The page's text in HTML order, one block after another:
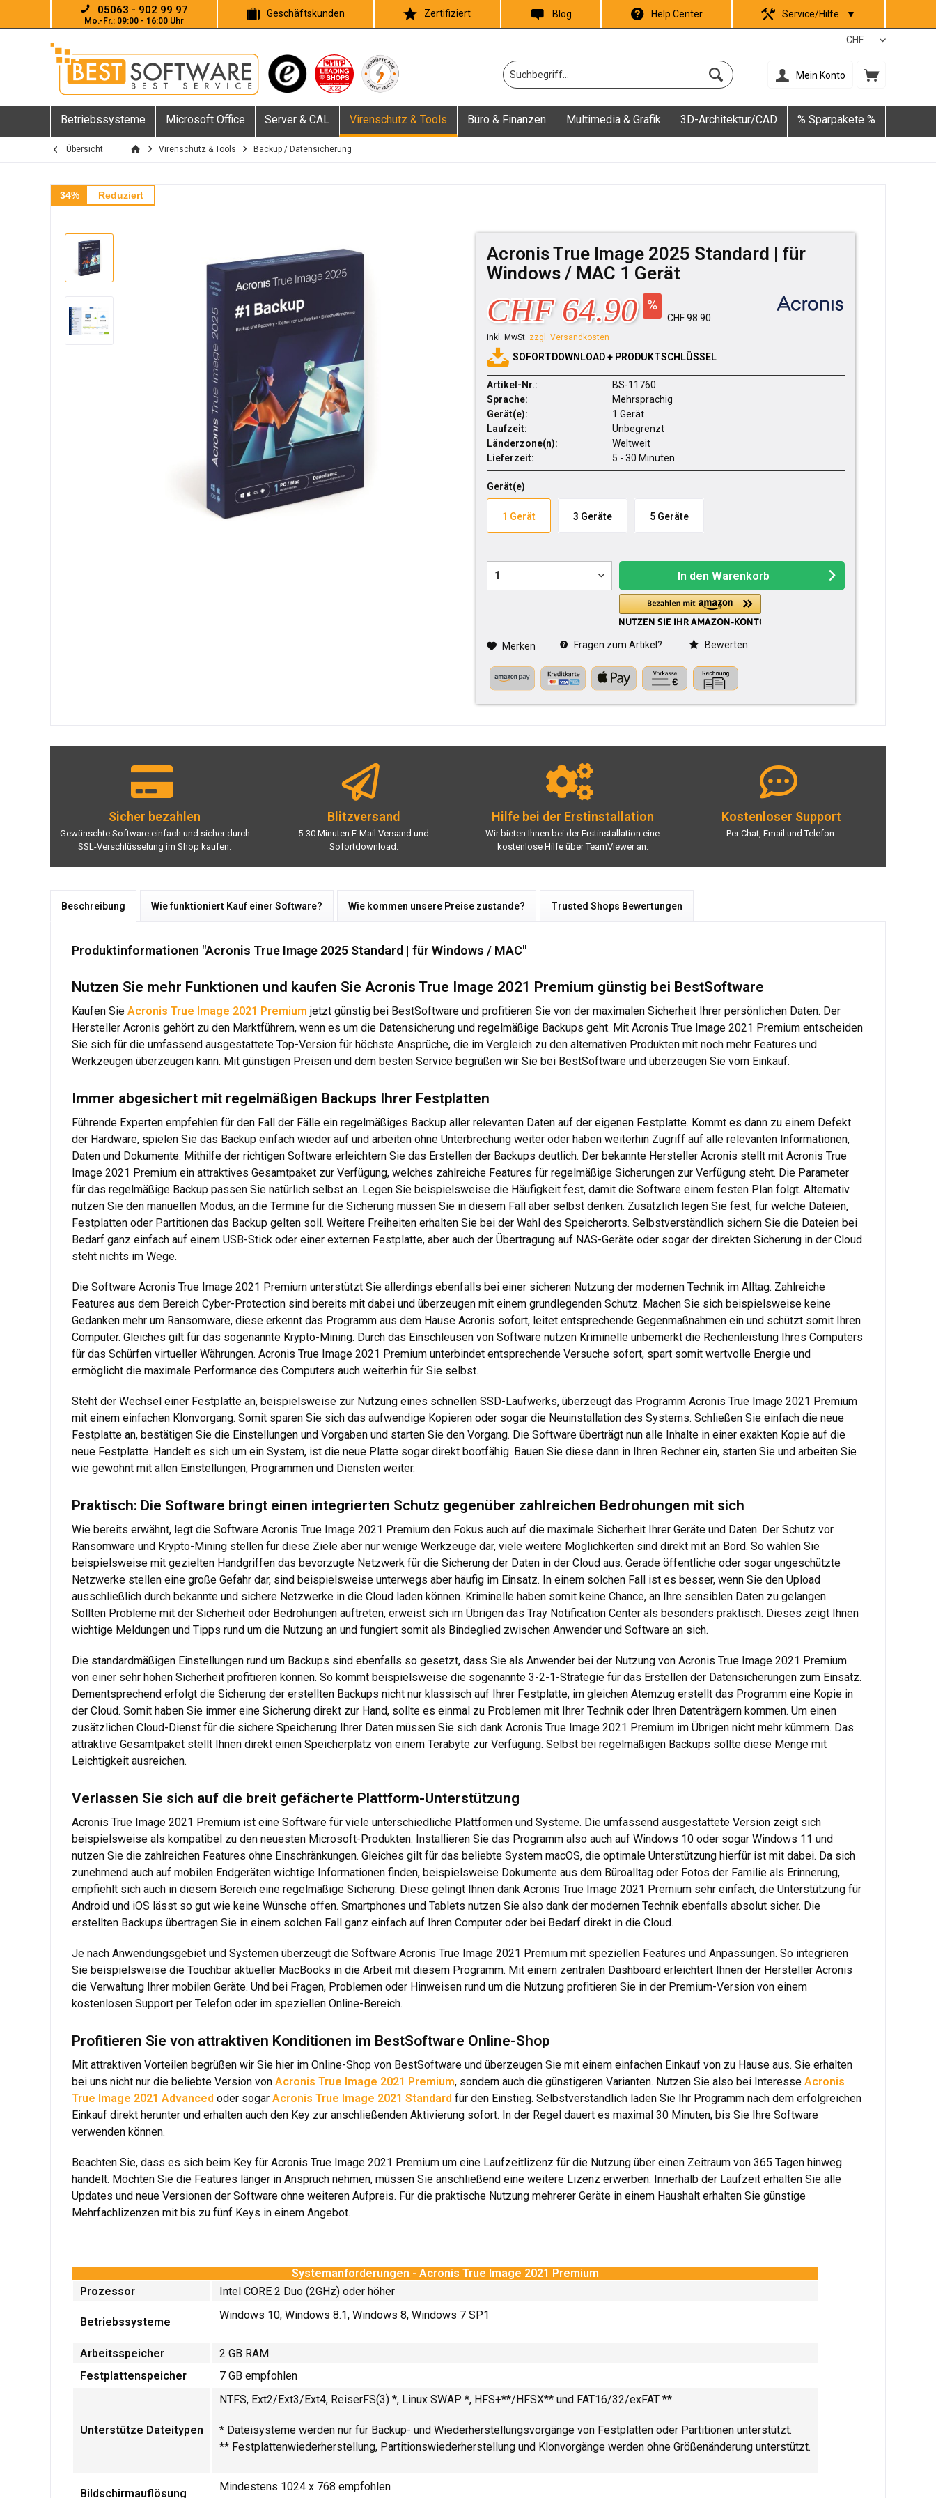
05063 - 902 99 97
Mo.-Fr.: 09:00 - 16:00 Uhr
Geschäftskunden Zertifiziert Blog Help Center Service/Hilfe ▼
Mein Konto
Betriebssysteme Microsoft Office Server & CAL Virenschutz & Tools Büro & Finanzen Multimedia & Grafik 3D-Architektur/CAD % Sparpakete %
Übersicht Virenschutz & Tools Backup / Datensicherung
34% Reduziert
Acronis True Image 2025 Standard | für
Windows / MAC 1 Gerät
CHF 64.90 CHF 98.90
inkl. MwSt. zzgl. Versandkosten
SOFORTDOWNLOAD + PRODUKTSCHLÜSSEL
Artikel-Nr.:
BS-11760
Sprache:
Mehrsprachig
Gerät(e):
1 Gerät
Laufzeit:
Unbegrenzt
Länderzone(n):
Weltweit
Lieferzeit:
5 - 30 Minuten
Gerät(e)
1 Gerät 3 Geräte 5 Geräte
In den Warenkorb
Merken Fragen zum Artikel? Bewerten
Sicher bezahlen
Gewünschte Software einfach und sicher durch
SSL-Verschlüsselung im Shop kaufen.
Blitzversand
5-30 Minuten E-Mail Versand und
Sofortdownload.
Hilfe bei der Erstinstallation
Wir bieten Ihnen bei der Erstinstallation eine
kostenlose Hilfe über TeamViewer an.
Kostenloser Support
Per Chat, Email und Telefon.
Beschreibung Wie funktioniert Kauf einer Software? Wie kommen unsere Preise zustande? Trusted Shops Bewertungen
Produktinformationen "Acronis True Image 2025 Standard | für Windows / MAC"
Nutzen Sie mehr Funktionen und kaufen Sie Acronis True Image 2021 Premium günstig bei BestSoftware
Kaufen Sie Acronis True Image 2021 Premium jetzt günstig bei BestSoftware und profitieren Sie von der maximalen Sicherheit Ihrer persönlichen Daten. Der
Hersteller Acronis gehört zu den Marktführern, wenn es um die Datensicherung und regelmäßige Backups geht. Mit Acronis True Image 2021 Premium entscheiden
Sie sich für die umfassend ausgestattete Top-Version für höchste Ansprüche, die im Vergleich zu den alternativen Produkten mit noch mehr Features und
Werkzeugen überzeugen kann. Mit günstigen Preisen und dem besten Service begrüßen wir Sie bei BestSoftware und überzeugen Sie vom Einkauf.
Immer abgesichert mit regelmäßigen Backups Ihrer Festplatten
Führende Experten empfehlen für den Fall der Fälle ein regelmäßiges Backup aller relevanten Daten auf der eigenen Festplatte. Kommt es dann zu einem Defekt
der Hardware, spielen Sie das Backup einfach wieder auf und arbeiten ohne Unterbrechung weiter oder haben weiterhin Zugriff auf alle relevanten Informationen,
Daten und Dokumente. Mithilfe der richtigen Software erleichtern Sie das Erstellen der Backups deutlich. Der bekannte Hersteller Acronis stellt mit Acronis True
Image 2021 Premium ein attraktives Gesamtpaket zur Verfügung, welches zahlreiche Features für regelmäßige Sicherungen zur Verfügung steht. Die Parameter
für das regelmäßige Backup passen Sie natürlich selbst an. Legen Sie beispielsweise die Häufigkeit fest, damit die Software einem festen Plan folgt. Alternativ
nutzen Sie den manuellen Modus, an die Termine für die Sicherung müssen Sie in diesem Fall aber selbst denken. Zusätzlich legen Sie fest, für welche Dateien,
Festplatten oder Partitionen das Backup gelten soll. Weitere Freiheiten erhalten Sie bei der Wahl des Speicherorts. Selbstverständlich sichern Sie die Dateien bei
Bedarf ganz einfach auf einem USB-Stick oder einer externen Festplatte, aber auch der Übertragung auf NAS-Geräte oder sogar der direkten Sicherung in der Cloud
steht nichts im Wege.
Die Software Acronis True Image 2021 Premium unterstützt Sie allerdings ebenfalls bei einer sicheren Nutzung der modernen Technik im Alltag. Zahlreiche
Features aus dem Bereich Cyber-Protection sind bereits mit dabei und überzeugen mit einem grundlegenden Schutz. Machen Sie sich beispielsweise keine
Gedanken mehr um Ransomware, diese erkennt das Programm aus dem Hause Acronis sofort, leitet entsprechende Gegenmaßnahmen ein und schützt somit Ihren
Computer. Gleiches gilt für das sogenannte Krypto-Mining. Durch das Einschleusen von Software nutzen Kriminelle unbemerkt die Rechenleistung Ihres Computers
für das Schürfen virtueller Währungen. Acronis True Image 2021 Premium unterbindet entsprechende Versuche sofort, spart somit wertvolle Energie und
ermöglicht die maximale Performance des Computers auch weiterhin für Sie selbst.
Steht der Wechsel einer Festplatte an, beispielsweise zur Nutzung eines schnellen SSD-Laufwerks, überzeugt das Programm Acronis True Image 2021 Premium
mit einem einfachen Klonvorgang. Somit sparen Sie sich das aufwendige Kopieren oder sogar die Neuinstallation des Systems. Schließen Sie einfach die neue
Festplatte an, bestätigen Sie die Einstellungen und Vorgaben und starten Sie den Vorgang. Die Software überträgt nun alle Inhalte in einer exakten Kopie auf die
neue Festplatte. Handelt es sich um ein System, ist die neue Platte sogar direkt bootfähig. Bauen Sie diese dann in Ihren Rechner ein, starten Sie und arbeiten Sie
wie gewohnt mit allen Einstellungen, Programmen und Diensten weiter.
Praktisch: Die Software bringt einen integrierten Schutz gegenüber zahlreichen Bedrohungen mit sich
Wie bereits erwähnt, legt die Software Acronis True Image 2021 Premium den Fokus auch auf die maximale Sicherheit Ihrer Geräte und Daten. Der Schutz vor
Ransomware und Krypto-Mining stellen für diese Ziele aber nur wenige Werkzeuge dar, viele weitere Möglichkeiten sind direkt mit an Bord. So wählen Sie
beispielsweise mit gezielten Handgriffen das bevorzugte Netzwerk für die Sicherung der Daten in der Cloud aus. Gerade öffentliche oder sogar ungeschützte
Netzwerke stellen eine große Gefahr dar, sind beispielsweise unterwegs aber häufig im Einsatz. In einem solchen Fall ist es besser, wenn Sie den Upload
ausschließlich durch bekannte und sichere Netzwerke in die Cloud laden können. Kriminelle haben somit keine Chance, an Ihre sensiblen Daten zu gelangen.
Sollten Probleme mit der Sicherheit oder Bedrohungen auftreten, erweist sich im Übrigen das Tray Notification Center als besonders praktisch. Dieses zeigt Ihnen
wichtige Meldungen und Tipps rund um die Nutzung an und fungiert somit als Bindeglied zwischen Anwender und Software an sich.
Die standardmäßigen Einstellungen rund um Backups sind ebenfalls so gesetzt, dass Sie als Anwender bei der Nutzung von Acronis True Image 2021 Premium
von einer sehr hohen Sicherheit profitieren können. So kommt beispielsweise die sogenannte 3-2-1-Strategie für das Erstellen der Datensicherungen zum Einsatz.
Dementsprechend erfolgt die Sicherung der erstellten Backups nicht nur klassisch auf Ihrer Festplatte, im gleichen Atemzug erstellt das Programm eine Kopie in
der Cloud. Somit haben Sie immer eine Sicherung direkt zur Hand, sollte es einmal zu Problemen mit Ihrer Technik oder Ihren Datenträgern kommen. Um einen
zusätzlichen Cloud-Dienst für die sichere Speicherung Ihrer Daten müssen Sie sich dank Acronis True Image 2021 Premium im Übrigen nicht mehr kümmern. Das
attraktive Gesamtpaket stellt Ihnen direkt einen Speicherplatz von einem Terabyte zur Verfügung. Selbst bei regelmäßigen Backups sollte diese Menge mit
Leichtigkeit ausreichen.
Verlassen Sie sich auf die breit gefächerte Plattform-Unterstützung
Acronis True Image 2021 Premium ist eine Software für viele unterschiedliche Plattformen und Systeme. Die umfassend ausgestattete Version zeigt sich
beispielsweise als kompatibel zu den neuesten Microsoft-Produkten. Installieren Sie das Programm also auch auf Windows 10 oder sogar Windows 11 und
nutzen Sie die zahlreichen Features ohne Einschränkungen. Gleiches gilt für das beliebte System macOS, die optimale Unterstützung hierfür ist mit dabei. Da sich
zunehmend auch auf mobilen Endgeräten wichtige Informationen finden, beispielsweise Dokumente aus dem Büroalltag oder Fotos der Familie als Erinnerung,
empfiehlt sich auch in diesem Bereich eine regelmäßige Sicherung. Diese gelingt Ihnen dank Acronis True Image 2021 Premium sehr einfach, die Unterstützung für
Android und iOS lässt so gut wie keine Wünsche offen. Smartphones und Tablets nutzen Sie also dank der modernen Technik ebenfalls absolut sicher. Die
erstellten Backups übertragen Sie in einem solchen Fall ganz einfach auf Ihren Computer oder bei Bedarf direkt in die Cloud.
Je nach Anwendungsgebiet und Systemen überzeugt die Software Acronis True Image 2021 Premium mit speziellen Features und Anpassungen. So integrieren
Sie beispielsweise die Touchbar aktueller MacBooks in die Arbeit mit diesem Programm. Mit einem zentralen Dashboard erleichtert Ihnen der Hersteller Acronis
die Verwaltung Ihrer mobilen Geräte. Und bei Fragen, Problemen oder Hinweisen rund um die Nutzung profitieren Sie in der Premium-Version von einem
kostenlosen Support per Telefon oder im speziellen Online-Bereich.
Profitieren Sie von attraktiven Konditionen im BestSoftware Online-Shop
Mit attraktiven Vorteilen begrüßen wir Sie hier im Online-Shop von BestSoftware und überzeugen Sie mit einem einfachen Einkauf von zu Hause aus. Sie erhalten
bei uns nicht nur die beliebte Version von Acronis True Image 2021 Premium, sondern auch die günstigeren Varianten. Nutzen Sie also bei Interesse Acronis
True Image 2021 Advanced oder sogar Acronis True Image 2021 Standard für den Einstieg. Selbstverständlich laden Sie Ihr Programm nach dem erfolgreichen
Einkauf direkt herunter und erhalten auch den Key zur anschließenden Aktivierung sofort. In der Regel dauert es maximal 30 Minuten, bis Sie Ihre Software
verwenden können.
Beachten Sie, dass es sich beim Key für Acronis True Image 2021 Premium um eine Laufzeitlizenz für die Nutzung über einen Zeitraum von 365 Tagen hinweg
handelt. Möchten Sie die Features länger in Anspruch nehmen, müssen Sie anschließend eine weitere Lizenz erwerben. Innerhalb der Laufzeit erhalten Sie alle
Updates und neue Versionen der Software ohne weiteren Aufpreis. Für die praktische Nutzung mehrerer Geräte in einem Haushalt erhalten Sie günstige
Mehrfachlizenzen mit bis zu fünf Keys in einem Angebot.
Systemanforderungen - Acronis True Image 2021 Premium
Prozessor
Intel CORE 2 Duo (2GHz) oder höher
Betriebssysteme
Windows 10, Windows 8.1, Windows 8, Windows 7 SP1
Arbeitsspeicher
2 GB RAM
Festplattenspeicher
7 GB empfohlen
Unterstütze Dateitypen
NTFS, Ext2/Ext3/Ext4, ReiserFS(3) *, Linux SWAP *, HFS+**/HFSX** und FAT16/32/exFAT **
* Dateisysteme werden nur für Backup- und Wiederherstellungsvorgänge von Festplatten oder Partitionen unterstützt.
** Festplattenwiederherstellung, Partitionswiederherstellung und Klonvorgänge werden ohne Größenänderung unterstützt.
Bildschirmauflösung
Mindestens 1024 x 768 empfohlen